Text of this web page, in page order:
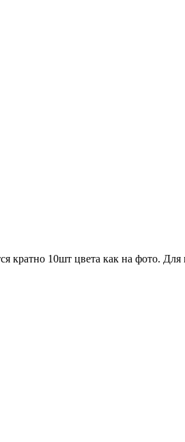
кратно 10шт цвета как на фото.